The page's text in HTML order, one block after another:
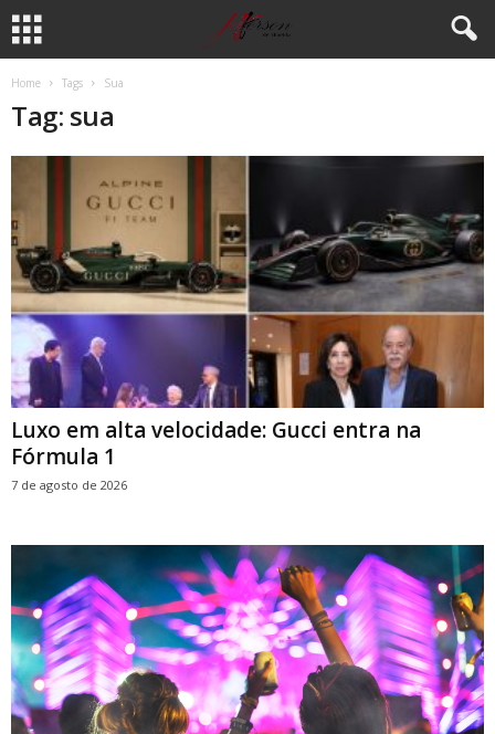
Home Tags Sua
Tag: sua
Luxo em alta velocidade: Gucci entra na
Fórmula 1
7 de agosto de 2026